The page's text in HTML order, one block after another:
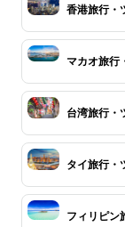
香港旅行・
マカオ旅行
台湾旅行・
タイ旅行・
フィリピン